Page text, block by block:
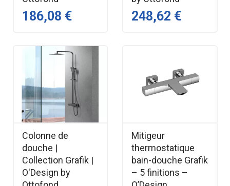
186,08 € 248,62 €
Colonne de
douche |
Collection Grafik |
O'Design by
Mitigeur
thermostatique
bain-douche Grafik
– 5 finitions –